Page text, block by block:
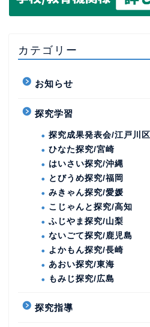
カテゴリー
お知らせ
探究学習
探究成果発表会/江戸川区
ひなた探究/宮崎
はいさい探究/沖縄
とびうめ探究/福岡
みきゃん探究/愛媛
こじゃんと探究/高知
ふじやま探究/山梨
ないごて探究/鹿児島
よかもん探究/長崎
あおい探究/東海
もみじ探究/広島
探究指導